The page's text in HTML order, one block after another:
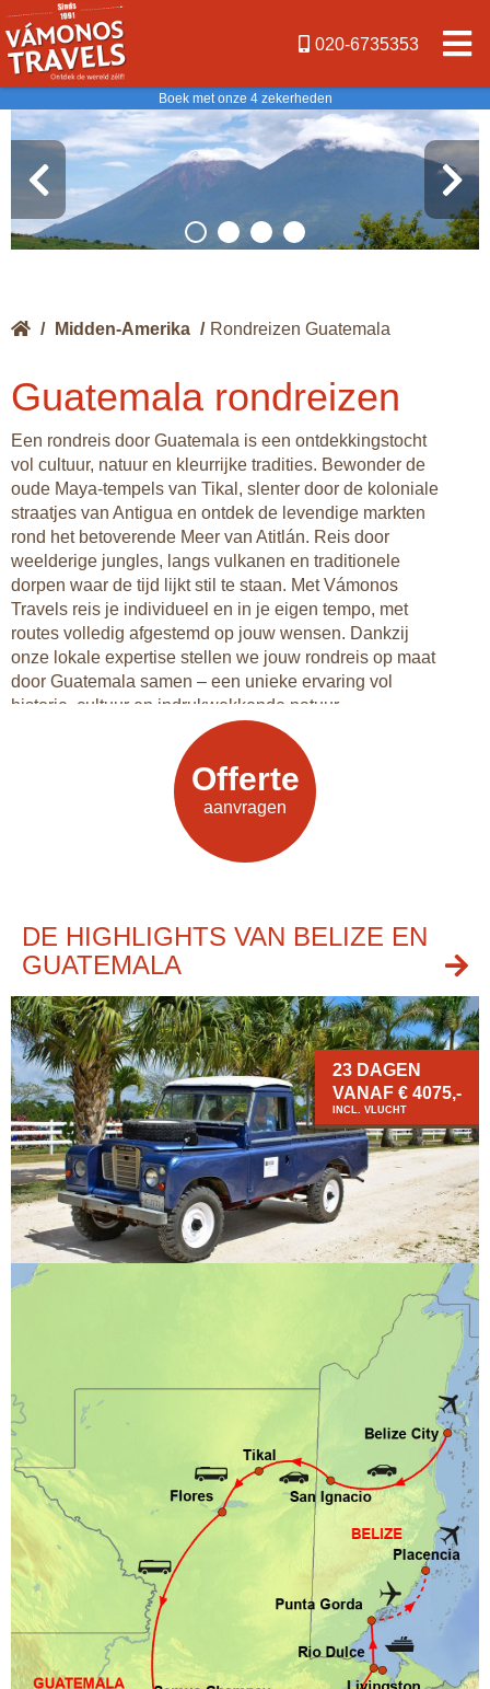
020-6735353
Boek met onze 4 zekerheden
/ Midden-Amerika / Rondreizen Guatemala
Guatemala rondreizen
Een rondreis door Guatemala is een ontdekkingstocht
vol cultuur, natuur en kleurrijke tradities. Bewonder de
oude Maya-tempels van Tikal, slenter door de koloniale
straatjes van Antigua en ontdek de levendige markten
rond het betoverende Meer van Atitlán. Reis door
weelderige jungles, langs vulkanen en traditionele
dorpen waar de tijd lijkt stil te staan. Met Vámonos
Travels reis je individueel en in je eigen tempo, met
routes volledig afgestemd op jouw wensen. Dankzij
onze lokale expertise stellen we jouw rondreis op maat
door Guatemala samen – een unieke ervaring vol
historie, cultuur en indrukwekkende natuur.
Offerte
aanvragen
DE HIGHLIGHTS VAN BELIZE EN
GUATEMALA
23 DAGEN
VANAF € 4075,-
INCL. VLUCHT